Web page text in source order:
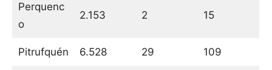
Perquenc
o
2.153 2 15
Pitrufquén 6.528 29 109